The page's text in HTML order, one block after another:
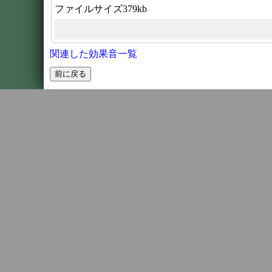
ファイルサイズ379kb
関連した効果音一覧